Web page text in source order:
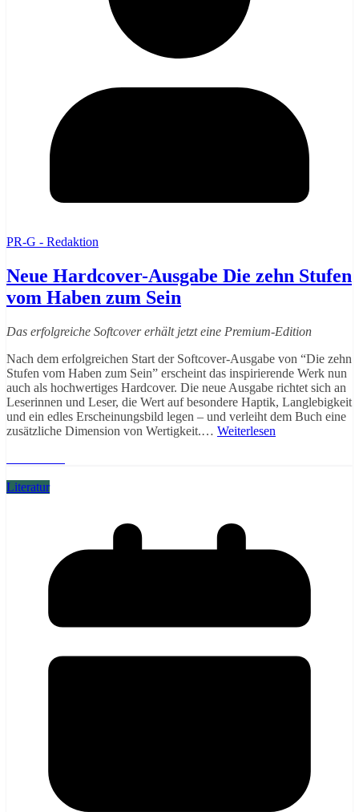
PR-G - Redaktion
Neue Hardcover-Ausgabe Die zehn Stufen
vom Haben zum Sein
Das erfolgreiche Softcover erhält jetzt eine Premium-Edition
Nach dem erfolgreichen Start der Softcover-Ausgabe von “Die zehn
Stufen vom Haben zum Sein” erscheint das inspirierende Werk nun
auch als hochwertiges Hardcover. Die neue Ausgabe richtet sich an
Leserinnen und Leser, die Wert auf besondere Haptik, Langlebigkeit
und ein edles Erscheinungsbild legen – und verleiht dem Buch eine
zusätzliche Dimension von Wertigkeit.… Weiterlesen
Literatur